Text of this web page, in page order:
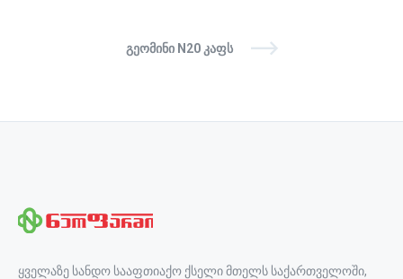
ᲒᲔᲝᲛᲘᲜᲘ N20 ᲙᲐᲤᲡ
ყველაზე სანდო სააფთიაქო ქსელი მთელს საქართველოში,